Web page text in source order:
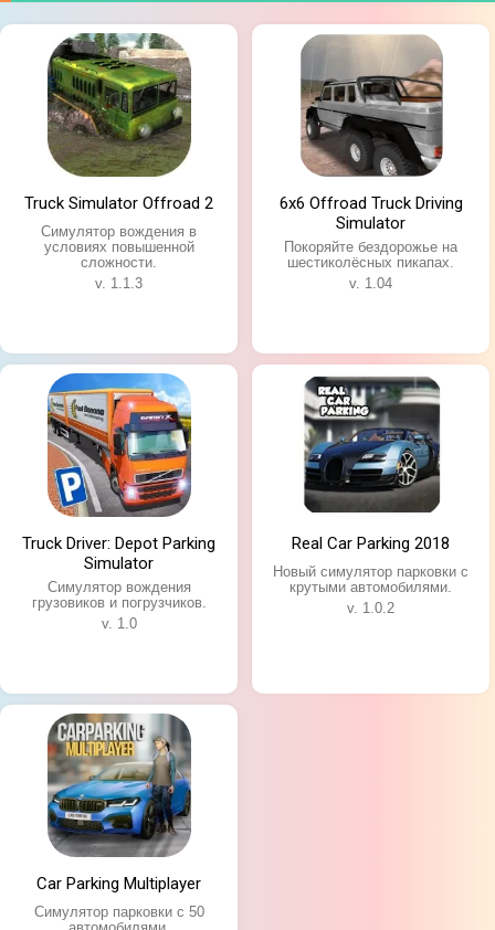
Truck Simulator Offroad 2
Симулятор вождения в
условиях повышенной
сложности.
v. 1.1.3
6x6 Offroad Truck Driving
Simulator
Покоряйте бездорожье на
шестиколёсных пикапах.
v. 1.04
Truck Driver: Depot Parking
Simulator
Симулятор вождения
грузовиков и погрузчиков.
v. 1.0
Real Car Parking 2018
Новый симулятор парковки с
крутыми автомобилями.
v. 1.0.2
Car Parking Multiplayer
Симулятор парковки с 50